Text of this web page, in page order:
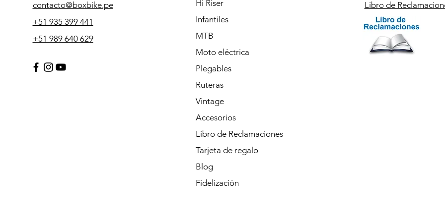
contacto@boxbike.pe
+51 935 399 441
+51 989 640 629
Hi Riser
Infantiles
MTB
Moto eléctrica
Plegables
Ruteras
Vintage
Accesorios
Libro de Reclamaciones
Tarjeta de regalo
Blog
Fidelización
Libro de